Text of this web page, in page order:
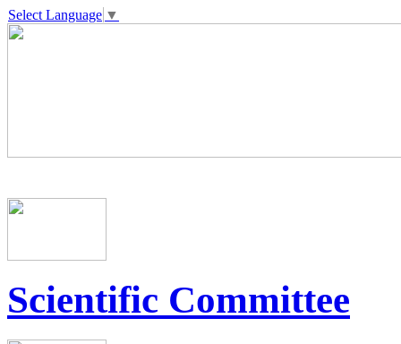
Select Language ▼
Scientific Committee